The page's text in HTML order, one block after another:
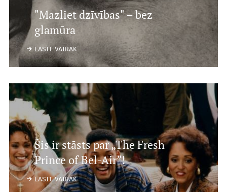
"Mazliet dzīvības" – bez
glamūra
LASĪT VAIRĀK
Šis ir stāsts par „The Fresh
Prince of Bel-Air”!
LASĪT VAIRĀK